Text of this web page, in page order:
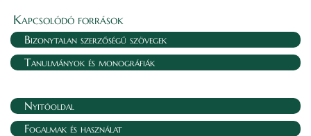
Kapcsolódó források
Bizonytalan szerzőségű szövegek
Tanulmányok és monográfiák
Nyitóoldal
Fogalmak és használat